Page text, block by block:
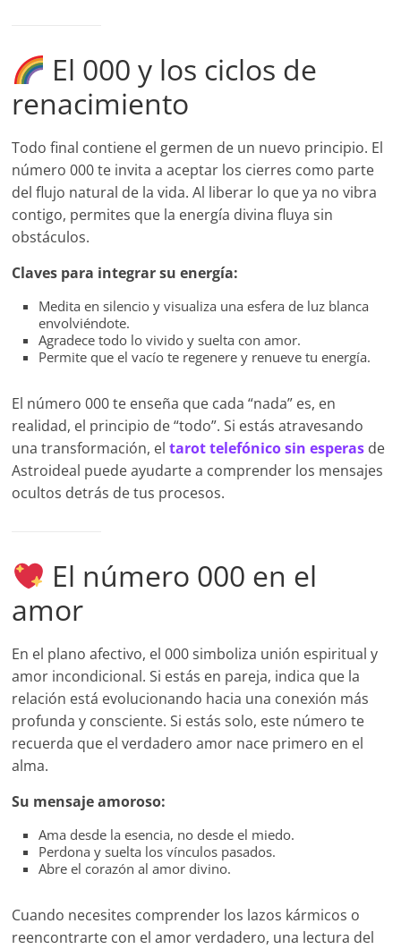
El 000 y los ciclos de
renacimiento
Todo final contiene el germen de un nuevo principio. El
número 000 te invita a aceptar los cierres como parte
del flujo natural de la vida. Al liberar lo que ya no vibra
contigo, permites que la energía divina fluya sin
obstáculos.
Claves para integrar su energía:
Medita en silencio y visualiza una esfera de luz blanca
envolviéndote.
Agradece todo lo vivido y suelta con amor.
Permite que el vacío te regenere y renueve tu energía.
El número 000 te enseña que cada “nada” es, en
realidad, el principio de “todo”. Si estás atravesando
una transformación, eltarot telefónico sin esperas de
Astroideal puede ayudarte a comprender los mensajes
ocultos detrás de tus procesos.
El número 000 en el
amor
En el plano afectivo, el 000 simboliza unión espiritual y
amor incondicional. Si estás en pareja, indica que la
relación está evolucionando hacia una conexión más
profunda y consciente. Si estás solo, este número te
recuerda que el verdadero amor nace primero en el
alma.
Su mensaje amoroso:
Ama desde la esencia, no desde el miedo.
Perdona y suelta los vínculos pasados.
Abre el corazón al amor divino.
Cuando necesites comprender los lazos kármicos o
reencontrarte con el amor verdadero, una lectura del